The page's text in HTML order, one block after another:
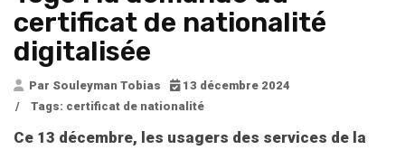
certificat de nationalité
digitalisée
Par Souleyman Tobias
13 décembre 2024
/
Tags: certificat de nationalité
Ce 13 décembre, les usagers des services de la